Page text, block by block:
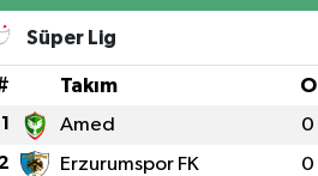
Süper Lig
Takım O
1 Amed 0
Erzurumspor FK 0